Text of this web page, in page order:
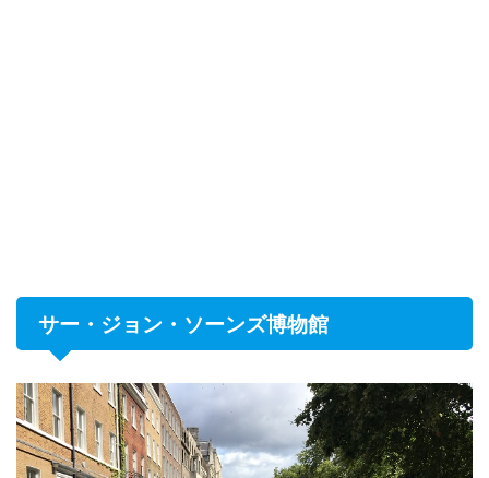
サー・ジョン・ソーンズ博物館